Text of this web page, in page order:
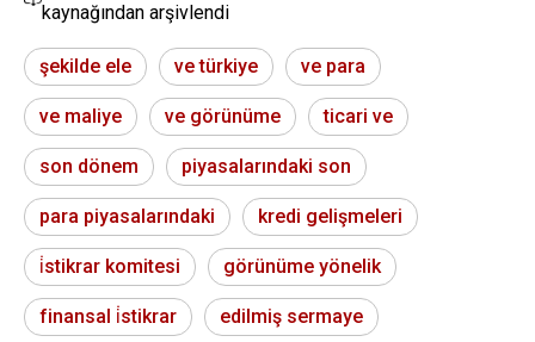
kaynağından arşivlendi
şekilde ele ve türkiye ve para
ve maliye ve görünüme ticari ve
son dönem piyasalarındaki son
para piyasalarındaki kredi gelişmeleri
i̇stikrar komitesi görünüme yönelik
finansal i̇stikrar edilmiş sermaye